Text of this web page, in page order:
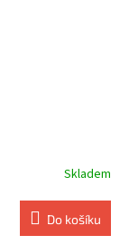
Skladem
Do košíku